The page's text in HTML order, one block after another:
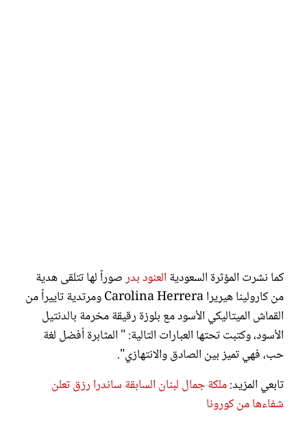
كما نشرت المؤثرة السعودية العنود بدرصوراً لها تتلقى هدية
من كارولينا هيريرا Carolina Herrera ومرتدية تاييراً من
القماش الميتاليكي الأسود مع بلوزة رقيقة مخرمة بالدنتيل
الأسود، وكتبت تحتها العبارات التالية: " المثابرة أفضل لغة
حب، فهي تميز بين الصادق والانتهازي".
تابعي المزيد:ملكة جمال لبنان السابقة ساندرا رزق تعلن
شفاءها من كورونا